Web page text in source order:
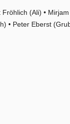
(Ali) • Mirjam
• Peter Eberst